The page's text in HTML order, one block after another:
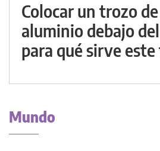
Colocar un trozo
aluminio debajo
para qué sirve
Mundo